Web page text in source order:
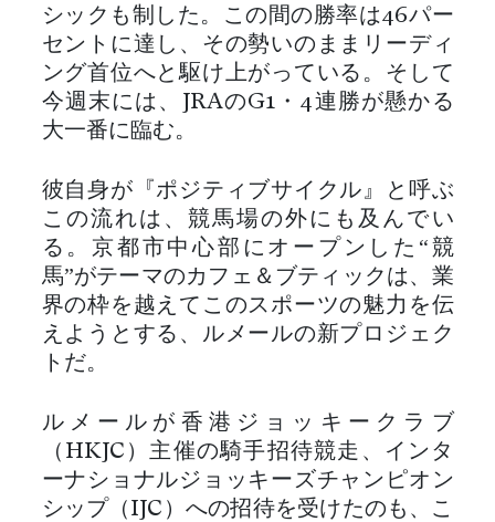
シックも制した。この間の勝率は46パー
セントに達し、その勢いのままリーディ
ング首位へと駆け上がっている。そして
今週末には、JRAのG1・4連勝が懸かる
大一番に臨む。
彼自身が『ポジティブサイクル』と呼ぶ
この流れは、競馬場の外にも及んでい
る。京都市中心部にオープンした“競
馬”がテーマのカフェ＆ブティックは、業
界の枠を越えてこのスポーツの魅力を伝
えようとする、ルメールの新プロジェク
トだ。
ルメールが香港ジョッキークラブ
（HKJC）主催の騎手招待競走、インタ
ーナショナルジョッキーズチャンピオン
シップ（IJC）への招待を受けたのも、こ